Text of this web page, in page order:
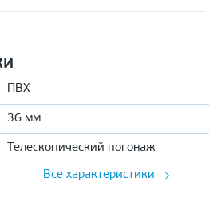
ПВХ
36 мм
Телескопический погонаж
Все характеристики